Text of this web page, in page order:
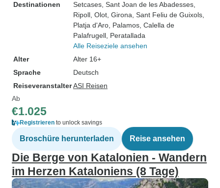
Destinationen
Setcases , Sant Joan de les Abadesses
Ripoll , Olot , Girona , Sant Feliu de Guixols
Platja d'Aro , Palamos , Calella de
Palafrugell , Peratallada
Alle Reiseziele ansehen
Alter
Alter 16+
Sprache
Deutsch
ReiseveranstalterASI Reisen
Ab
€1.025
Registrieren to unlock savings
Broschüre herunterladen Reise ansehen
Die Berge von Katalonien - Wandern
im Herzen Kataloniens (8 Tage)